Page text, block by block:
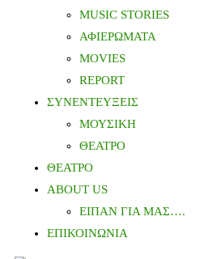
MUSIC STORIES
ΑΦΙΕΡΩΜΑΤΑ
MOVIES
REPORT
ΣΥΝΕΝΤΕΥΞΕΙΣ
ΜΟΥΣΙΚΗ
ΘΕΑΤΡΟ
ΘΕΑΤΡΟ
ABOUT US
ΕΙΠΑΝ ΓΙΑ ΜΑΣ….
ΕΠΙΚΟΙΝΩΝΙΑ